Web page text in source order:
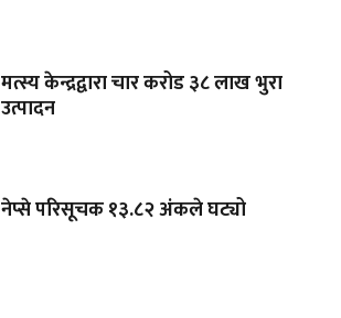
मत्स्य केन्द्रद्वारा चार करोड ३८ लाख भुरा
उत्पादन
नेप्से परिसूचक १३.८२ अंकले घट्यो